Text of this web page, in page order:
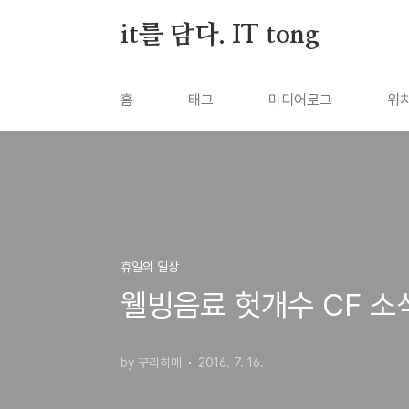
it를 담다. IT tong
홈 태그 미디어로그 위
휴일의 일상
웰빙음료 헛개수 CF 소
by 꾸리히메 2016. 7. 16.